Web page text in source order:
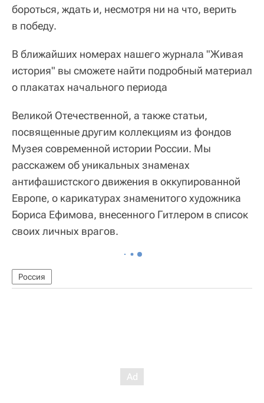
бороться, ждать и, несмотря ни на что, верить
в победу.
В ближайших номерах нашего журнала "Живая
история" вы сможете найти подробный материал
о плакатах начального периода
Великой Отечественной, а также статьи,
посвященные другим коллекциям из фондов
Музея современной истории России. Мы
расскажем об уникальных знаменах
антифашистского движения в оккупированной
Европе, о карикатурах знаменитого художника
Бориса Ефимова, внесенного Гитлером в список
своих личных врагов.
Россия